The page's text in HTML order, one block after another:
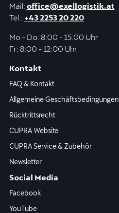
Mail: office@exellogistik.at
Tel.: +43 2253 20 220
Mo - Do: 8:00 - 15:00 Uhr
Fr: 8:00 - 12:00 Uhr
Kontakt
FAQ & Kontakt
Allgemeine Geschäftsbedingungen
Rücktrittsrecht
CUPRA Website
CUPRA Service & Zubehör
Newsletter
Social Media
Facebook
YouTube